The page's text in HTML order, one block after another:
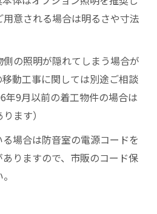
意される場合は明るさや寸法
の照明が隠れてしまう場合が
動工事に関しては別途ご相談
年9月以前の着工物件の場合は
ます）
場合は防音室の電源コードを
りますので、市販のコード保